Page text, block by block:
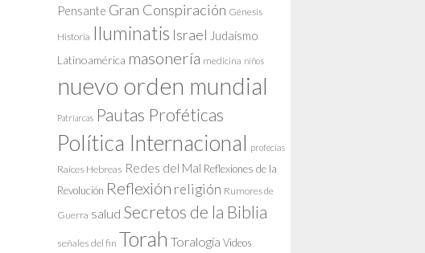
Pensante Gran Conspiración Génesis
Historia Iluminatis Israel Judaísmo
Latinoamérica masonería medicina niños
nuevo orden mundial
Patriarcas Pautas Proféticas
Política Internacional profecías
Raíces Hebreas Redes del Mal Reflexiones de la
Revolución Reflexión religión Rumores de
Guerra salud Secretos de la Biblia
señales del fin Torah Toralogía Videos